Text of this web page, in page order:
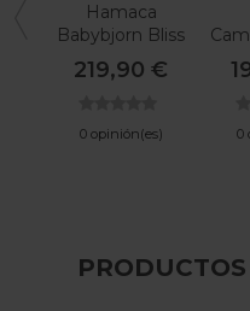
Hamaca
Babybjorn Bliss
Algodón
219,90 €
0 opinión(es) 0